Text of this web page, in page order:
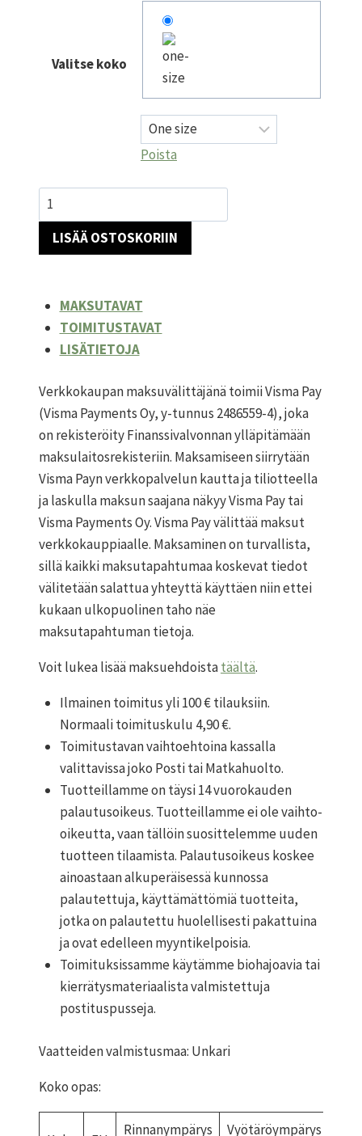
Valitse koko
Poista
Kuviollinen
löysä
paita
LISÄÄ OSTOSKORIIN
MAKSUTAVAT
TOIMITUSTAVAT
LISÄTIETOJA
Verkkokaupan maksuvälittäjänä toimii Visma Pay
(Visma Payments Oy, y-tunnus 2486559-4), joka
on rekisteröity Finanssivalvonnan ylläpitämään
maksulaitosrekisteriin. Maksamiseen siirrytään
Visma Payn verkkopalvelun kautta ja tiliotteella
ja laskulla maksun saajana näkyy Visma Pay tai
Visma Payments Oy. Visma Pay välittää maksut
verkkokauppiaalle. Maksaminen on turvallista,
sillä kaikki maksutapahtumaa koskevat tiedot
välitetään salattua yhteyttä käyttäen niin ettei
kukaan ulkopuolinen taho näe
maksutapahtuman tietoja.
Voit lukea lisää maksuehdoistatäältä.
Ilmainen toimitus yli 100 € tilauksiin.
Normaali toimituskulu 4,90 €.
Toimitustavan vaihtoehtoina kassalla
valittavissa joko Posti tai Matkahuolto.
Tuotteillamme on täysi 14 vuorokauden
palautusoikeus. Tuotteillamme ei ole vaihto-
oikeutta, vaan tällöin suosittelemme uuden
tuotteen tilaamista. Palautusoikeus koskee
ainoastaan alkuperäisessä kunnossa
palautettuja, käyttämättömiä tuotteita,
jotka on palautettu huolellisesti pakattuina
ja ovat edelleen myyntikelpoisia.
Toimituksissamme käytämme biohajoavia tai
kierrätysmateriaalista valmistettuja
postituspusseja.
Vaatteiden valmistusmaa: Unkari
Koko opas:
Rinnanympärys Vyötäröympärys